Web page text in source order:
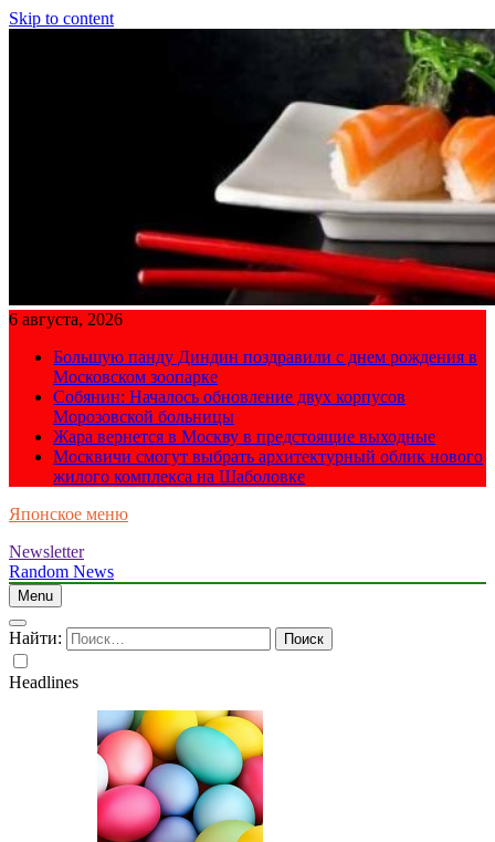
Skip to content
6 августа, 2026
Большую панду Диндин поздравили с днем рождения в
Московском зоопарке
Собянин: Началось обновление двух корпусов
Морозовской больницы
Жара вернется в Москву в предстоящие выходные
Москвичи смогут выбрать архитектурный облик нового
жилого комплекса на Шаболовке
Японское меню
Newsletter
Random News
Menu
Найти:
Headlines